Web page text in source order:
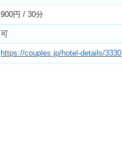
900円 / 30分
可
https://couples.jp/hotel-details/3330